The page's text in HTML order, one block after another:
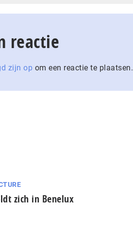
reactie
zijn op om een reactie te plaatsen.
zich in Benelux